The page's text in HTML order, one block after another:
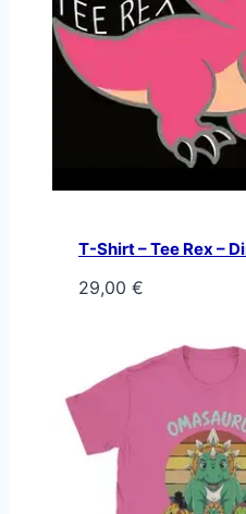
T-Shirt – Tee Rex –
29,00 €